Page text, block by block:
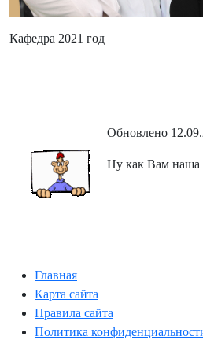
Кафедра 2021 год
Обновлено
Ну как Вам наша
Главная
Карта сайта
Правила сайта
Политика